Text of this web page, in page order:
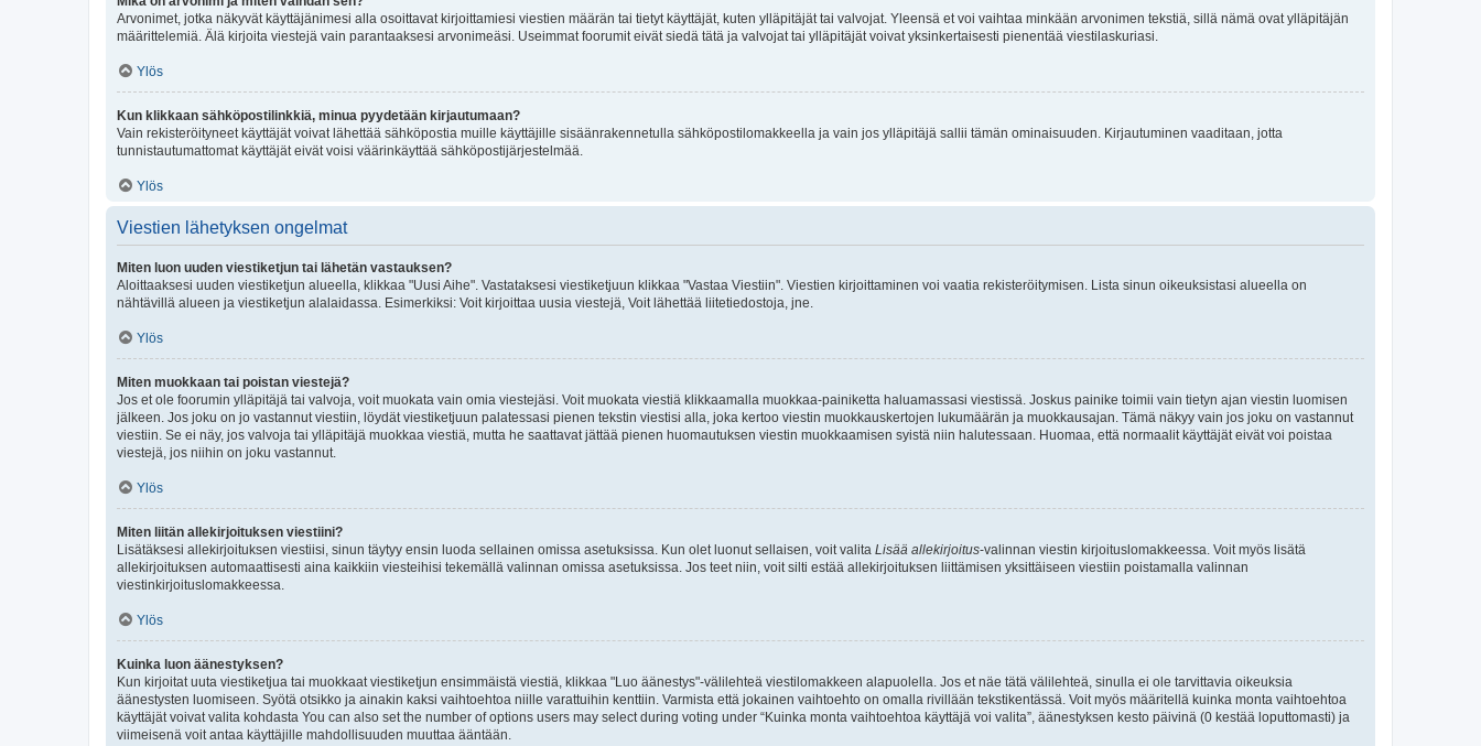
Arvonimet, jotka näkyvät käyttäjänimesi alla osoittavat kirjoittamiesi viestien määrän tai tietyt käyttäjät, kuten ylläpitäjät tai valvojat. Yleensä et voi vaihtaa minkään arvonimen tekstiä, sillä nämä ovat ylläpitäjän
määrittelemiä. Älä kirjoita viestejä vain parantaaksesi arvonimeäsi. Useimmat foorumit eivät siedä tätä ja valvojat tai ylläpitäjät voivat yksinkertaisesti pienentää viestilaskuriasi.
Ylös
Kun klikkaan sähköpostilinkkiä, minua pyydetään kirjautumaan?
Vain rekisteröityneet käyttäjät voivat lähettää sähköpostia muille käyttäjille sisäänrakennetulla sähköpostilomakkeella ja vain jos ylläpitäjä sallii tämän ominaisuuden. Kirjautuminen vaaditaan, jotta
tunnistautumattomat käyttäjät eivät voisi väärinkäyttää sähköpostijärjestelmää.
Ylös
Viestien lähetyksen ongelmat
Miten luon uuden viestiketjun tai lähetän vastauksen?
Aloittaaksesi uuden viestiketjun alueella, klikkaa "Uusi Aihe". Vastataksesi viestiketjuun klikkaa "Vastaa Viestiin". Viestien kirjoittaminen voi vaatia rekisteröitymisen. Lista sinun oikeuksistasi alueella on
nähtävillä alueen ja viestiketjun alalaidassa. Esimerkiksi: Voit kirjoittaa uusia viestejä, Voit lähettää liitetiedostoja, jne.
Ylös
Miten muokkaan tai poistan viestejä?
Jos et ole foorumin ylläpitäjä tai valvoja, voit muokata vain omia viestejäsi. Voit muokata viestiä klikkaamalla muokkaa-painiketta haluamassasi viestissä. Joskus painike toimii vain tietyn ajan viestin luomisen
jälkeen. Jos joku on jo vastannut viestiin, löydät viestiketjuun palatessasi pienen tekstin viestisi alla, joka kertoo viestin muokkauskertojen lukumäärän ja muokkausajan. Tämä näkyy vain jos joku on vastannut
viestiin. Se ei näy, jos valvoja tai ylläpitäjä muokkaa viestiä, mutta he saattavat jättää pienen huomautuksen viestin muokkaamisen syistä niin halutessaan. Huomaa, että normaalit käyttäjät eivät voi poistaa
viestejä, jos niihin on joku vastannut.
Ylös
Miten liitän allekirjoituksen viestiini?
Lisätäksesi allekirjoituksen viestiisi, sinun täytyy ensin luoda sellainen omissa asetuksissa. Kun olet luonut sellaisen, voit valita Lisää allekirjoitus-valinnan viestin kirjoituslomakkeessa. Voit myös lisätä
allekirjoituksen automaattisesti aina kaikkiin viesteihisi tekemällä valinnan omissa asetuksissa. Jos teet niin, voit silti estää allekirjoituksen liittämisen yksittäiseen viestiin poistamalla valinnan
viestinkirjoituslomakkeessa.
Ylös
Kuinka luon äänestyksen?
Kun kirjoitat uuta viestiketjua tai muokkaat viestiketjun ensimmäistä viestiä, klikkaa "Luo äänestys"-välilehteä viestilomakkeen alapuolella. Jos et näe tätä välilehteä, sinulla ei ole tarvittavia oikeuksia
äänestysten luomiseen. Syötä otsikko ja ainakin kaksi vaihtoehtoa niille varattuihin kenttiin. Varmista että jokainen vaihtoehto on omalla rivillään tekstikentässä. Voit myös määritellä kuinka monta vaihtoehtoa
käyttäjät voivat valita kohdasta You can also set the number of options users may select during voting under “Kuinka monta vaihtoehtoa käyttäjä voi valita”, äänestyksen kesto päivinä (0 kestää loputtomasti) ja
viimeisenä voit antaa käyttäjille mahdollisuuden muuttaa ääntään.